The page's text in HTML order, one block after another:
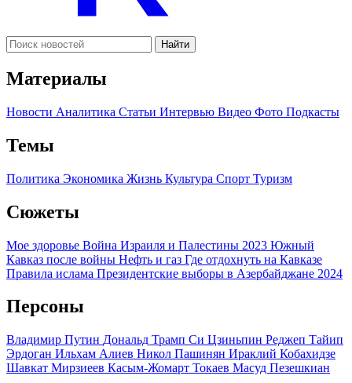
Найти
Материалы
Новости Аналитика Статьи Интервью Видео Фото Подкасты
Темы
Политика Экономика Жизнь Культура Спорт Туризм
Сюжеты
Мое здоровье Война Израиля и Палестины 2023 Южный
Кавказ после войны Нефть и газ Где отдохнуть на Кавказе
Правила ислама Президентские выборы в Азербайджане 2024
Персоны
Владимир Путин Дональд Трамп Си Цзиньпин Реджеп Тайип
Эрдоган Ильхам Алиев Никол Пашинян Ираклий Кобахидзе
Шавкат Мирзиеев Касым-Жомарт Токаев Масуд Пезешкиан